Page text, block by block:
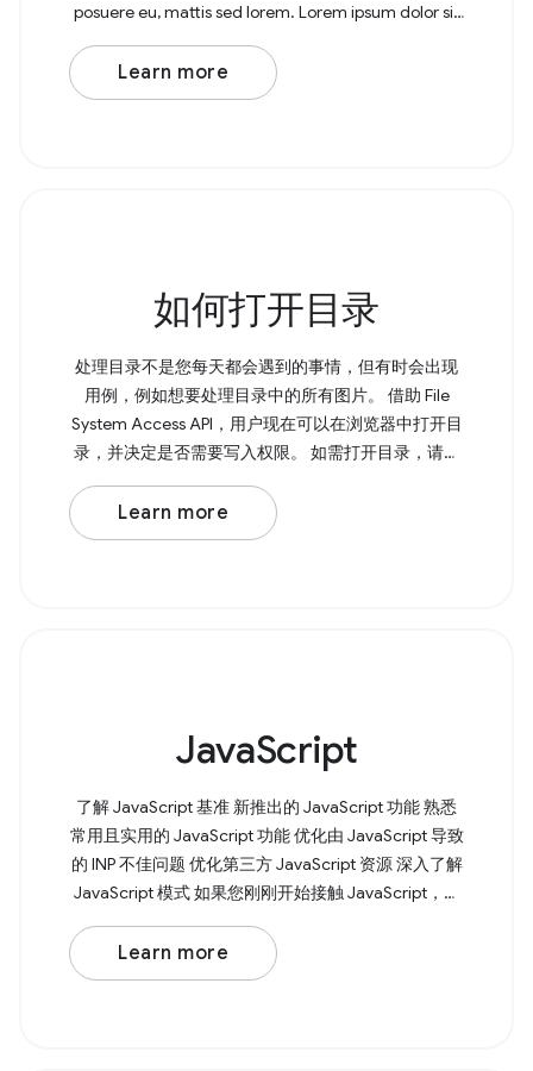
posuere eu, mattis sed lorem. Lorem ipsum dolor sit
amet, consectetur adipiscing elit. In at
Learn more
如何打开目录
处理目录不是您每天都会遇到的事情，但有时会出现
用例，例如想要处理目录中的所有图片。 借助 File
System Access API，用户现在可以在浏览器中打开目
录，并决定是否需要写入权限。 如需打开目录，请调
用 showDirectoryPicker() ， 该方法会返回一个包含所
选目录的 Promise。如果您需要写入权限，可以将 {
mode: 'readwrite' } 传递给该方法。 Browser Support
Learn more
JavaScript
了解 JavaScript 基准 新推出的 JavaScript 功能 熟悉
常用且实用的 JavaScript 功能 优化由 JavaScript 导致
的 INP 不佳问题 优化第三方 JavaScript 资源 深入了解
JavaScript 模式 如果您刚刚开始接触 JavaScript，我
们会为您提供帮助。我们的 Learn JavaScript 课程将
从变量、函数和条件语句等基本知识入手，引导您全
面了解 JavaScript
Learn more